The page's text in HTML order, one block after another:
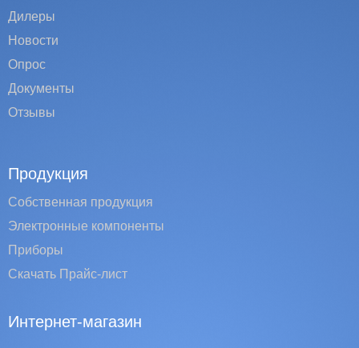
Дилеры
Новости
Опрос
Документы
Отзывы
Продукция
Собственная продукция
Электронные компоненты
Приборы
Скачать Прайс-лист
Интернет-магазин